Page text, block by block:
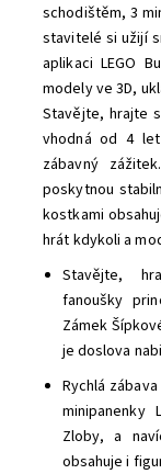
schodištěm, 3
stavitelé si užijí
aplikaci LEGO
modely ve 3D,
Stavějte, hrajte
vhodná od 4
zábavný
poskytnou
kostkami
hrát kdykoli a
Stavějte,
fanoušky
Zámek
je doslova
Rychlá
minipanenky
Zloby, a
obsahuje i